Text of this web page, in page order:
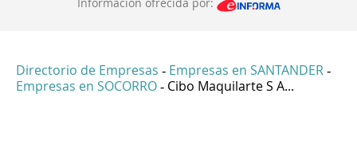
Directorio de Empresas - Empresas en SANTANDER -
Empresas en SOCORRO - Cibo Maquilarte S A...